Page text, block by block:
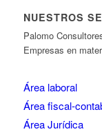
NUESTROS
Palomo
Empresas en
Área laboral
Área fiscal-
Área Jurídica